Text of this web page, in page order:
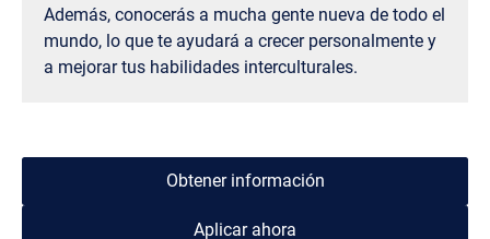
Además, conocerás a mucha gente nueva de todo el
mundo, lo que te ayudará a crecer personalmente y
a mejorar tus habilidades interculturales.
Obtener información
Aplicar ahora